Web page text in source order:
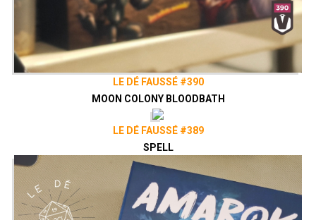
LE DÉ FAUSSÉ #390
MOON COLONY BLOODBATH
LE DÉ FAUSSÉ #389
SPELL